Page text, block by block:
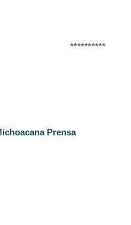
**********
Prensa